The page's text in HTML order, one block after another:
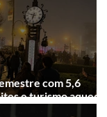
com 5,6
e turismo